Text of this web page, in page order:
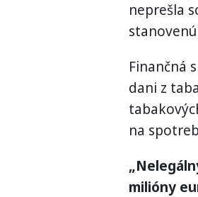
neprešla
Finančná
dani z
na
milióny